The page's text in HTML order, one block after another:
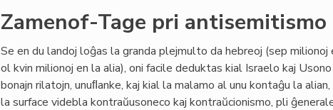
Zamenof-Tage pri antisemitismo
Se en du landoj loĝas la granda plejmulto da hebreoj (sep milionoj
ol kvin milionoj en la alia), oni facile deduktas kial Israelo kaj Usono
bonajn rilatojn, unuﬂanke, kaj kial la malamo al unu kontaĝu la
la surface videbla kontraŭusoneco kaj kontraŭcionismo, pli